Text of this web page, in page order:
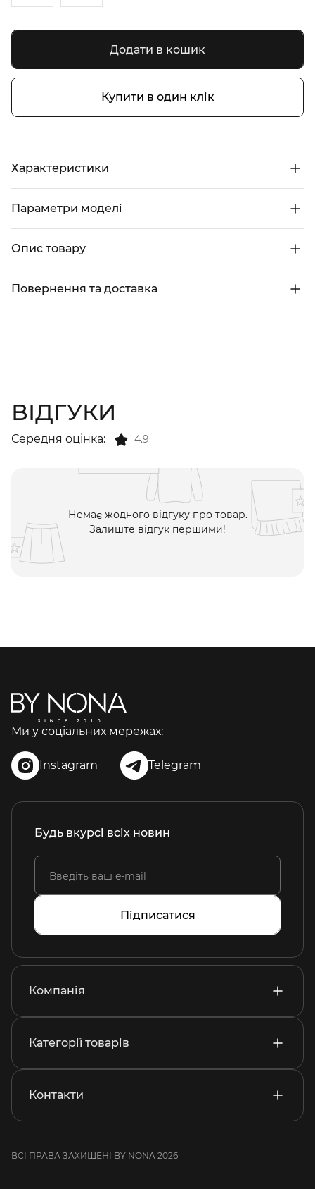
Додати в кошик
Купити в один клік
Характеристики
Параметри моделі
Опис товару
Повернення та доставка
ВІДГУКИ
Середня оцінка: 4.9
Немає жодного відгуку про товар.
Залиште відгук першими!
Ми у соціальних мережах:
Instagram Telegram
Будь вкурсі всіх новин
Підписатися
Компанія
Категорії товарів
Контакти
ВСІ ПРАВА ЗАХИЩЕНІ BY NONA 2026